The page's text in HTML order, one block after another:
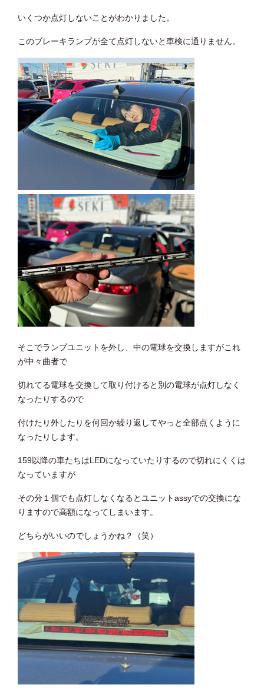
いくつか点灯しないことがわかりました。
このブレーキランプが全て点灯しないと車検に通りません。
そこでランプユニットを外し、中の電球を交換しますがこれ
が中々曲者で
切れてる電球を交換して取り付けると別の電球が点灯しなく
なったりするので
付けたり外したりを何回か繰り返してやっと全部点くように
なったりします。
159以降の車たちはLEDになっていたりするので切れにくくは
なっていますが
その分１個でも点灯しなくなるとユニットassyでの交換にな
りますので高額になってしまいます。
どちらがいいのでしょうかね？（笑）